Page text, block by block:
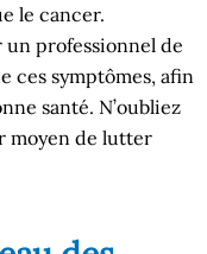
le cancer.
professionnel de
ces symptômes, afin
santé. N’oubliez
moyen de lutter